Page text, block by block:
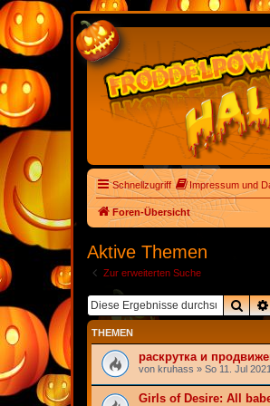
Schnellzugriff Impressum und
Foren-Übersicht
Aktive Themen
Zur erweiterten Suche
THEMEN
раскрутка и
von kruhass » So 11. Jul
Girls of Desire: All